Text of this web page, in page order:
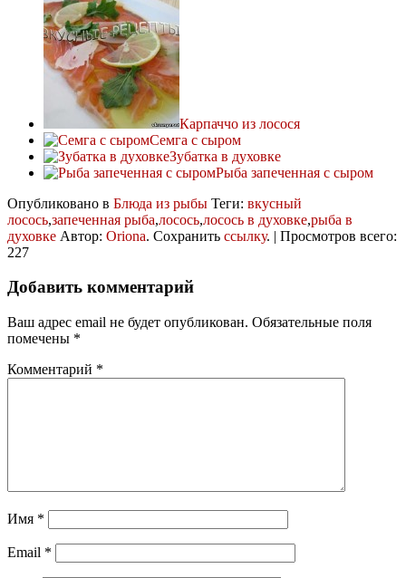
Карпаччо из лосося
Семга с сыром
Зубатка в духовке
Рыба запеченная с сыром
Опубликовано в Блюда из рыбы Теги: вкусный
лосось,запеченная рыба,лосось,лосось в духовке,рыба в
духовке Автор: Oriona. Сохранить ссылку. | Просмотров всего:
227
Добавить комментарий
Ваш адрес email не будет опубликован. Обязательные поля
помечены *
Комментарий *
Имя *
Email *